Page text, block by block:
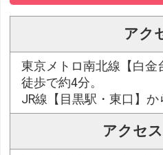
アク
東京メトロ南北線【白金
徒歩で約4分。
JR線【目黒駅・東口】か
アクセス